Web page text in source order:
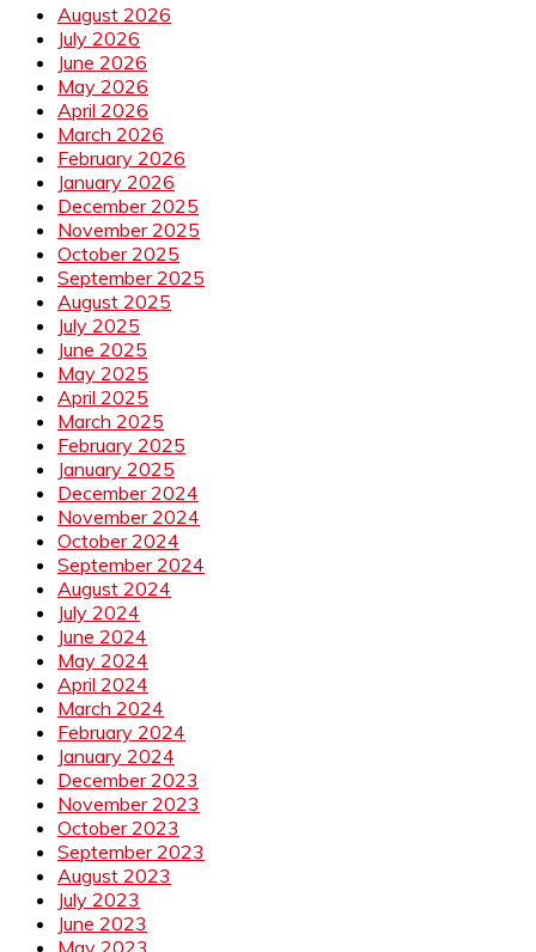
August 2026
July 2026
June 2026
May 2026
April 2026
March 2026
February 2026
January 2026
December 2025
November 2025
October 2025
September 2025
August 2025
July 2025
June 2025
May 2025
April 2025
March 2025
February 2025
January 2025
December 2024
November 2024
October 2024
September 2024
August 2024
July 2024
June 2024
May 2024
April 2024
March 2024
February 2024
January 2024
December 2023
November 2023
October 2023
September 2023
August 2023
July 2023
June 2023
May 2023